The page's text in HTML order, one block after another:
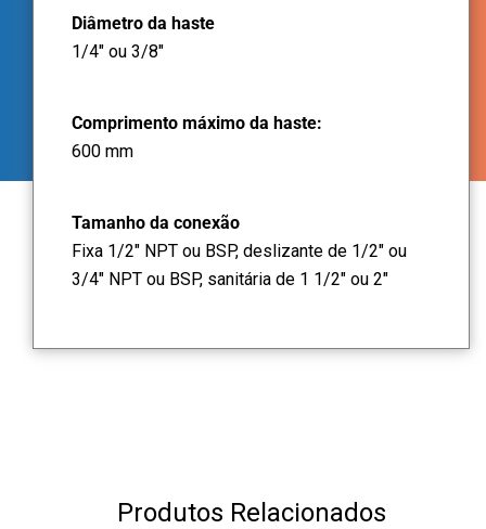
Diâmetro da haste
1/4" ou 3/8"
Comprimento máximo da haste:
600 mm
Tamanho da conexão
Fixa 1/2" NPT ou BSP, deslizante de 1/2" ou
3/4" NPT ou BSP, sanitária de 1 1/2" ou 2"
Produtos Relacionados